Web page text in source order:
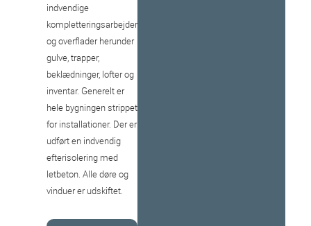
indvendige
kompletteringsarbejder
og overflader herunder
gulve, trapper,
beklædninger, lofter og
inventar. Generelt er
hele bygningen strippet
for installationer. Der er
udført en indvendig
efterisolering med
letbeton. Alle døre og
vinduer er udskiftet.